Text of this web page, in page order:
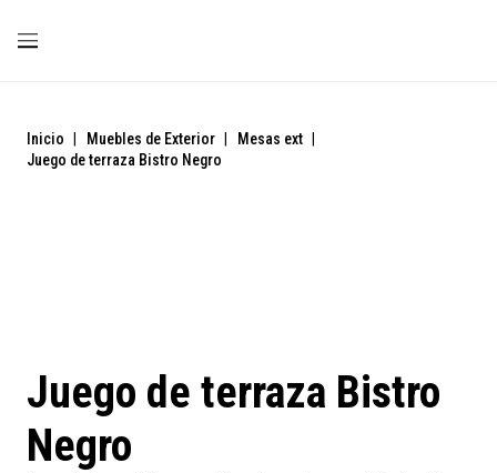
Inicio Muebles de Exterior Mesas ext
Juego de terraza Bistro Negro
Juego de terraza Bistro
Negro